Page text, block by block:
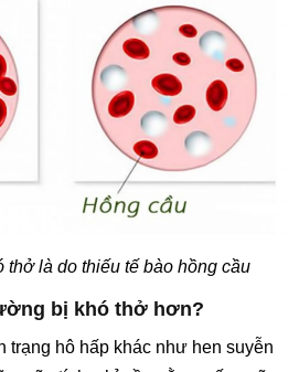
thở là do thiếu tế bào hồng cầu
bị khó thở hơn?
hô hấp khác như hen suyễn